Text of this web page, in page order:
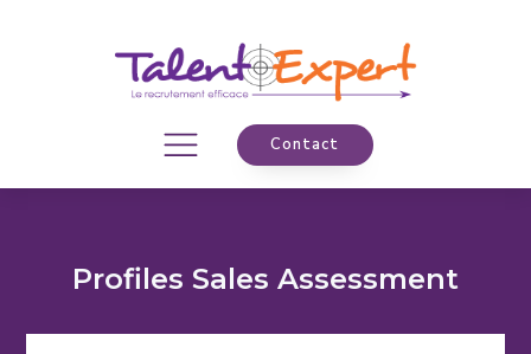
Contact
Profiles Sales Assessment